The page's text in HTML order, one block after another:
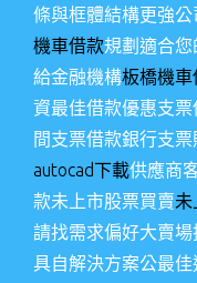
條與框體結構更強
機車借款規劃適合
給金融機構板橋機車
資最佳借款優惠支
間支票借款銀行支
autocad下載供應商
款未上市股票買賣未
請找需求偏好大賣
具自解決方案公最